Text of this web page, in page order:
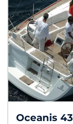
Oceanis 43